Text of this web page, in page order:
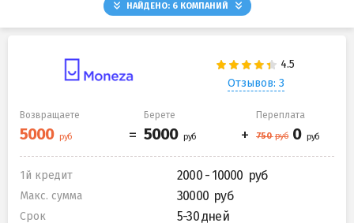
НАЙДЕНО: 6КОМПАНИЙ
Отзывов: 3
Возвращаете Берете Переплата
1й кредит 2000 - 10000
Макс. сумма 30000
Срок 5-30 дней